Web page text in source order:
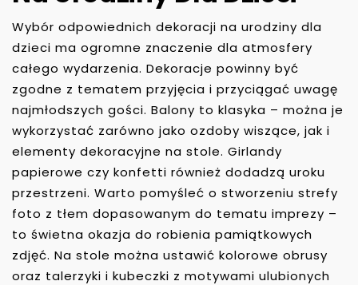
Wybór odpowiednich dekoracji na urodziny dla
dzieci ma ogromne znaczenie dla atmosfery
całego wydarzenia. Dekoracje powinny być
zgodne z tematem przyjęcia i przyciągać uwagę
najmłodszych gości. Balony to klasyka – można je
wykorzystać zarówno jako ozdoby wiszące, jak i
elementy dekoracyjne na stole. Girlandy
papierowe czy konfetti również dodadzą uroku
przestrzeni. Warto pomyśleć o stworzeniu strefy
foto z tłem dopasowanym do tematu imprezy –
to świetna okazja do robienia pamiątkowych
zdjęć. Na stole można ustawić kolorowe obrusy
oraz talerzyki i kubeczki z motywami ulubionych